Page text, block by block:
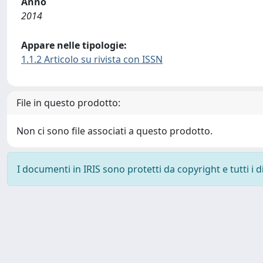
2014
Appare nelle tipologie:
1.1.2 Articolo su rivista con ISSN
File in questo prodotto:
Non ci sono file associati a questo prodotto.
I documenti in IRIS sono protetti da copyright e tutti i